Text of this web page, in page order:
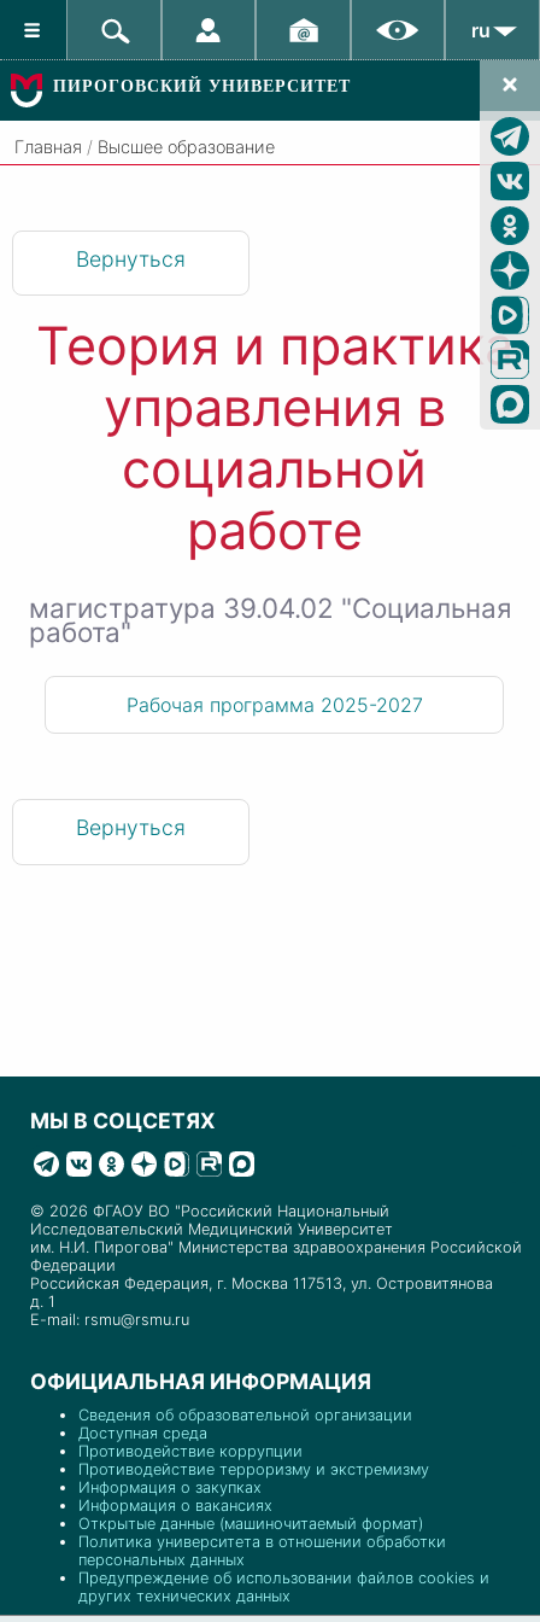
ru
ПИРОГОВСКИЙ УНИВЕРСИТЕТ
Главная / Высшее образование
Вернуться
Теория и практика
управления в
социальной
работе
магистратура 39.04.02 "Социальная
работа"
Рабочая программа 2025-2027
Вернуться
МЫ В СОЦСЕТЯХ
© 2026 ФГАОУ ВО "Российский Национальный
Исследовательский Медицинский Университет
им. Н.И. Пирогова" Министерства здравоохранения Российской
Федерации
Российская Федерация, г. Москва 117513, ул. Островитянова
д. 1
E-mail: rsmu@rsmu.ru
ОФИЦИАЛЬНАЯ ИНФОРМАЦИЯ
Сведения об образовательной организации
Доступная среда
Противодействие коррупции
Противодействие терроризму и экстремизму
Информация о закупках
Информация о вакансиях
Открытые данные (машиночитаемый формат)
Политика университета в отношении обработки
персональных данных
Предупреждение об использовании файлов cookies и
других технических данных